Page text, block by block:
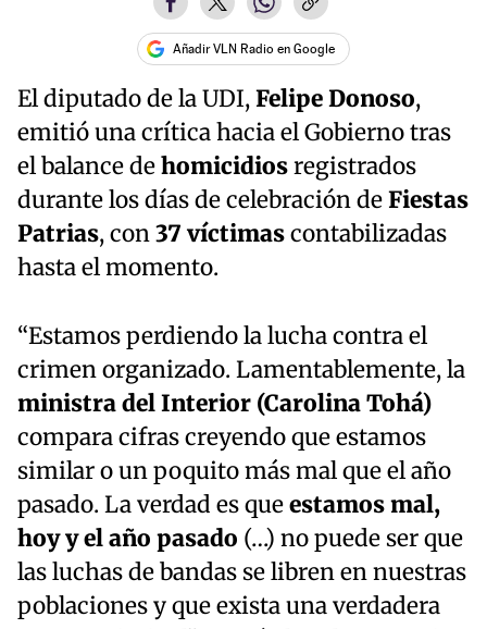
Añadir VLN Radio en Google
El diputado de la UDI,Felipe Donoso,
emitió una crítica hacia el Gobierno tras
el balance dehomicidiosregistrados
durante los días de celebración deFiestas
Patrias, con37 víctimascontabilizadas
hasta el momento.
“Estamos perdiendo la lucha contra el
crimen organizado. Lamentablemente, la
ministra del Interior (Carolina Tohá)
compara cifras creyendo que estamos
similar o un poquito más mal que el año
pasado. La verdad es queestamos mal,
hoy y el año pasado (…) no puede ser que
las luchas de bandas se libren en nuestras
poblaciones y que exista una verdadera